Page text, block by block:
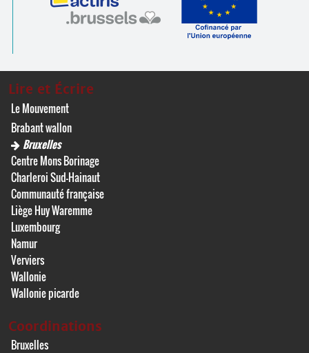
Lire et Écrire
Le Mouvement
Brabant wallon
Bruxelles
Centre Mons Borinage
Charleroi Sud-Hainaut
Communauté française
Liège Huy Waremme
Luxembourg
Namur
Verviers
Wallonie
Wallonie picarde
Coordinations
Bruxelles